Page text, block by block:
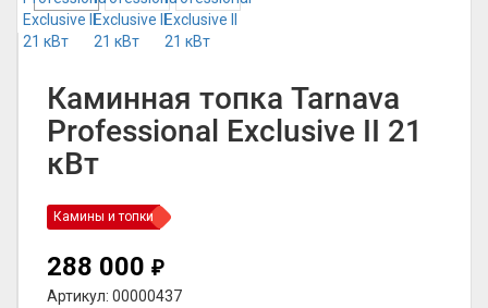
Каминная топка Tarnava
Professional Exclusive II 21
кВт
Камины и топки
288 000 ₽
Артикул: 00000437